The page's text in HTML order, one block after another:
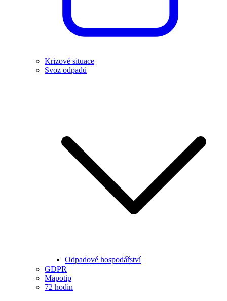
Krizové situace
Svoz odpadů
Odpadové hospodářství
GDPR
Mapotip
72 hodin